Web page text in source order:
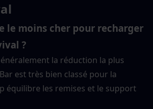
le moins cher pour recharger
?
la réduction la plus
est très bien classé pour la
équilibre les remises et le support